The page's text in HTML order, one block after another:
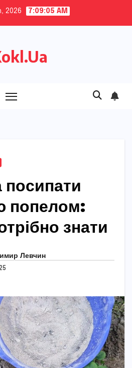
2026 7:09:07 AM
попелом:
знати
Левчин